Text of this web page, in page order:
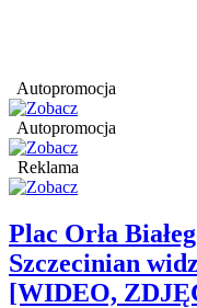
Autopromocja
Autopromocja
Reklama
Plac Orła
Szczecinian
[WIDEO,